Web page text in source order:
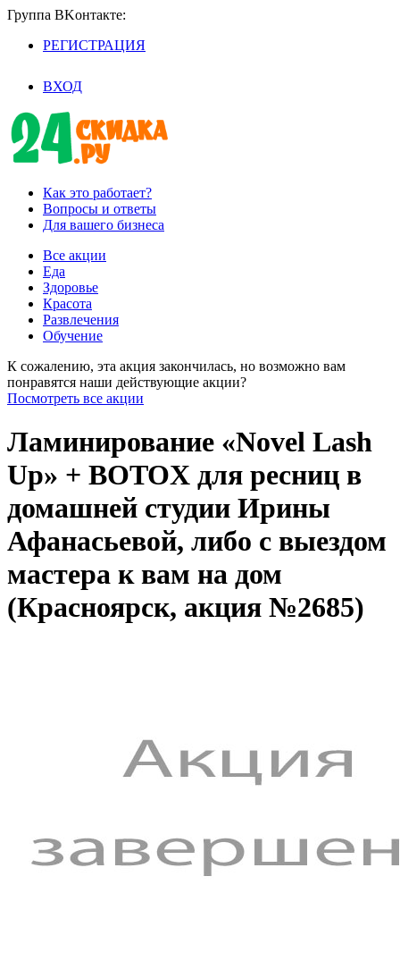
Группа BKoнтaктe:
РЕГИСТРАЦИЯ
ВХОД
Как это работает?
Вопросы и ответы
Для вашего бизнеса
Все акции
Еда
Здоровье
Красота
Развлечения
Обучение
К сожалению, эта акция закончилась, но возможно вам
понравятся наши действующие акции?
Посмотреть все акции
Ламинирование «Novel Lash
Up» + BOTOX для ресниц в
домашней студии Ирины
Афанасьевой, либо с выездом
мастера к вам на дом
(Красноярск, акция №2685)